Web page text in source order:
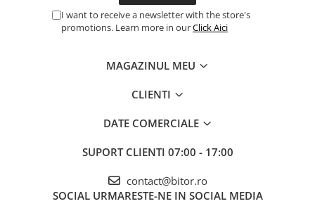
SSD Interne
Surse de alimentare
Ventilatoare & Sisteme de Răcire
Ventilatoare & Sisteme de Răcire
I want to receive a newsletter with the store's
promotions. Learn more in ourClick Aici
MAGAZINUL MEU
CLIENTI
DATE COMERCIALE
SUPORT CLIENTI 07:00 - 17:00
contact@bitor.ro
SOCIAL URMARESTE-NE IN SOCIAL MEDIA